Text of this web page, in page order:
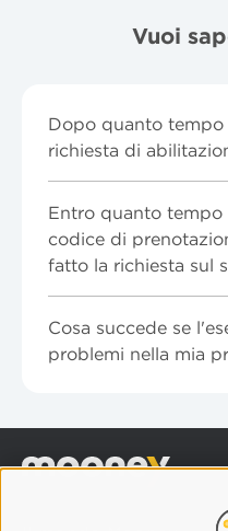
Vuoi
Dopo quanto tempo
richiesta di
Entro quanto tempo
codice di
fatto la richiesta sul
Cosa succede se
problemi nella mia